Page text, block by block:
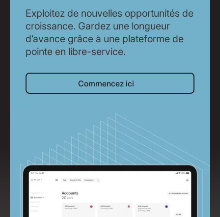
Exploitez de nouvelles opportunités de
croissance. Gardez une longueur
d’avance grâce à une plateforme de
pointe en libre-service.
Commencez ici
Commencez ici